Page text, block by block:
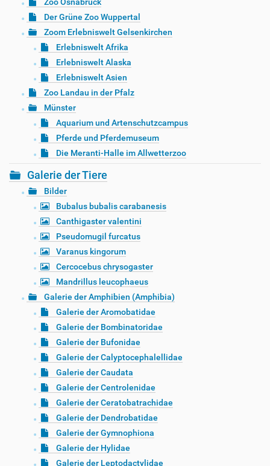
Zoo Osnabrück
Der Grüne Zoo Wuppertal
Zoom Erlebniswelt Gelsenkirchen
Erlebniswelt Afrika
Erlebniswelt Alaska
Erlebniswelt Asien
Zoo Landau in der Pfalz
Münster
Aquarium und Artenschutzcampus
Pferde und Pferdemuseum
Die Meranti-Halle im Allwetterzoo
Galerie der Tiere
Bilder
Bubalus bubalis carabanesis
Canthigaster valentini
Pseudomugil furcatus
Varanus kingorum
Cercocebus chrysogaster
Mandrillus leucophaeus
Galerie der Amphibien (Amphibia)
Galerie der Aromobatidae
Galerie der Bombinatoridae
Galerie der Bufonidae
Galerie der Calyptocephalellidae
Galerie der Caudata
Galerie der Centrolenidae
Galerie der Ceratobatrachidae
Galerie der Dendrobatidae
Galerie der Gymnophiona
Galerie der Hylidae
Galerie der Leptodactylidae